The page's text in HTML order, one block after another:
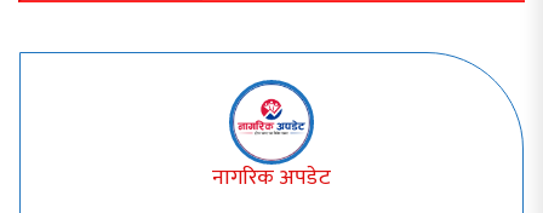
नागरिक अपडेट